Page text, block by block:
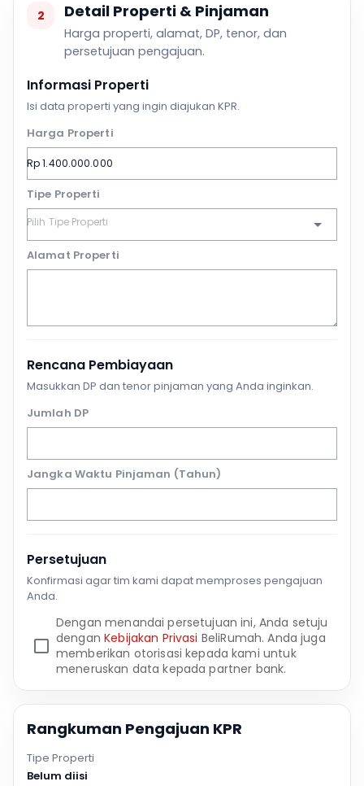
2 Detail Properti & Pinjaman
Harga properti, alamat, DP, tenor, dan
persetujuan pengajuan.
Informasi Properti
Isi data properti yang ingin diajukan KPR.
Harga Properti
Tipe Properti
Alamat Properti
Rencana Pembiayaan
Masukkan DP dan tenor pinjaman yang Anda inginkan.
Jumlah DP
Jangka Waktu Pinjaman (Tahun)
Persetujuan
Konfirmasi agar tim kami dapat memproses pengajuan
Anda.
Dengan menandai persetujuan ini, Anda setuju
denganKebijakan Privasi BeliRumah. Anda juga
memberikan otorisasi kepada kami untuk
meneruskan data kepada partner bank.
Rangkuman Pengajuan KPR
Tipe Properti
Belum diisi